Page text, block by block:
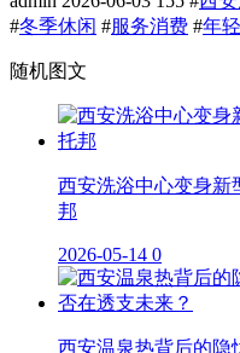
#冬季休闲 #服务消费 #年
随机图文
西安洗浴中心变身新
邦
2026-05-14 0
西安温泉热背后的隐